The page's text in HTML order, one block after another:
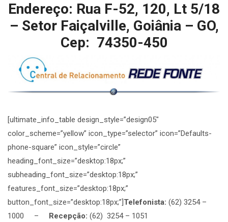
Endereço: Rua F-52, 120, Lt 5/18
– Setor Faiçalville, Goiânia – GO,
Cep: 74350-450
[ultimate_info_table design_style=”design05″
color_scheme=”yellow” icon_type=”selector” icon=”Defaults-
phone-square” icon_style=”circle”
heading_font_size=”desktop:18px;”
subheading_font_size=”desktop:18px;”
features_font_size=”desktop:18px;”
button_font_size=”desktop:18px;”]Telefonista: (62) 3254 –
1000 – Recepção: (62) 3254 – 1051